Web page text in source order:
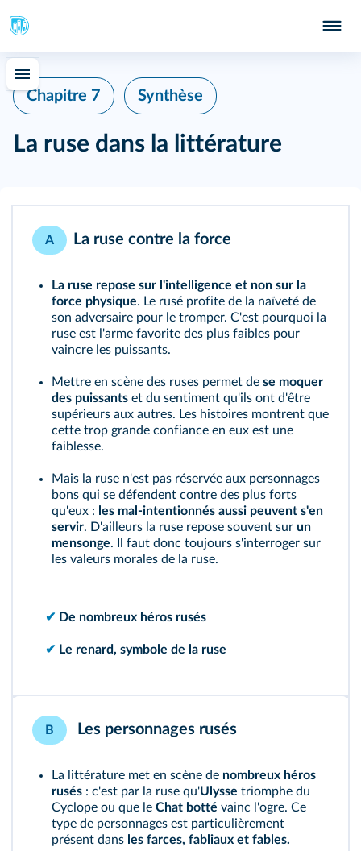
Chapitre 7 Synthèse
La ruse dans la littérature
A La ruse contre la force
La ruse repose sur l'intelligence et non sur la
force physique. Le rusé profite de la naïveté de
son adversaire pour le tromper. C'est pourquoi la
ruse est l'arme favorite des plus faibles pour
vaincre les puissants.
Mettre en scène des ruses permet de se moquer
des puissants et du sentiment qu'ils ont d'être
supérieurs aux autres. Les histoires montrent que
cette trop grande confiance en eux est une
faiblesse.
Mais la ruse n'est pas réservée aux personnages
bons qui se défendent contre des plus forts
qu'eux : les mal-intentionnés aussi peuvent s'en
servir. D'ailleurs la ruse repose souvent sur un
mensonge. Il faut donc toujours s'interroger sur
les valeurs morales de la ruse.
✔ De nombreux héros rusés
✔ Le renard, symbole de la ruse
B Les personnages rusés
La littérature met en scène de nombreux héros
rusés : c'est par la ruse qu'Ulysse triomphe du
Cyclope ou que le Chat botté vainc l'ogre. Ce
type de personnages est particulièrement
présent dans les farces, fabliaux et fables.